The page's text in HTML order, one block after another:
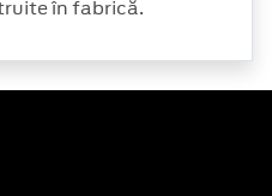
în fabrică.